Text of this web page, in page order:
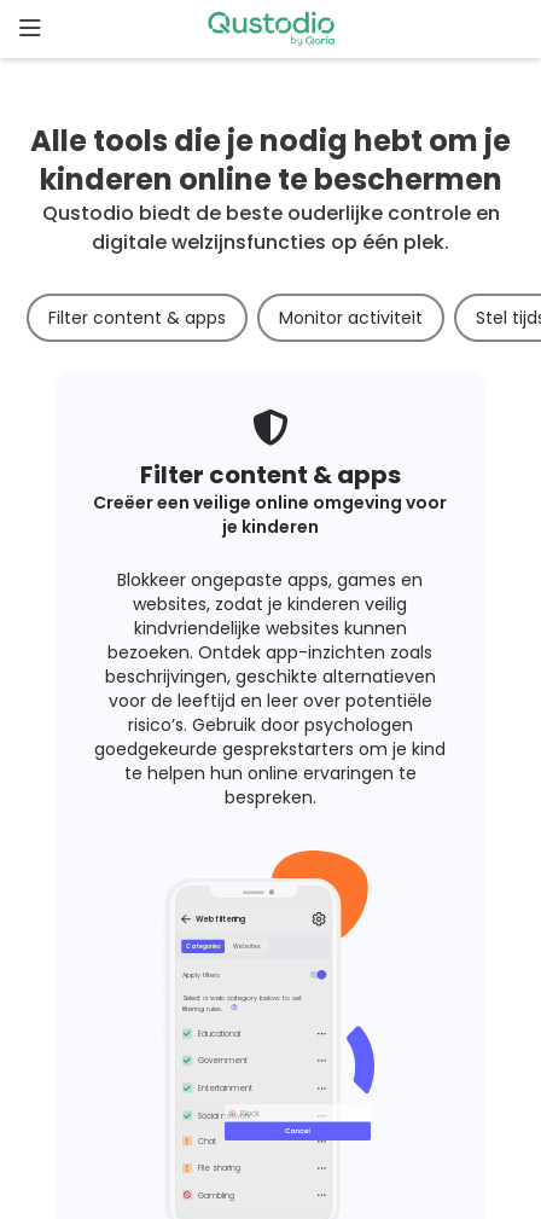
to
content
Waarom
Qustodio
Functies
Aan
Familieverhalen
Inloggen Registreren
Alle tools die je nodig hebt om je
kinderen online te beschermen
Qustodio biedt de beste ouderlijke controle en
digitale welzijnsfuncties op één plek.
Filter content & apps Monitor activiteit Stel
Filter content & apps
Creëer een veilige online omgeving voor
je kinderen
Blokkeer ongepaste apps, games en
websites, zodat je kinderen veilig
kindvriendelijke websites kunnen
bezoeken. Ontdek app-inzichten zoals
beschrijvingen, geschikte alternatieven
voor de leeftijd en leer over potentiële
risico’s. Gebruik door psychologen
goedgekeurde gesprekstarters om je kind
te helpen hun online ervaringen te
bespreken.
Web filtering
Categories Websites
Apply filters
Select a web category below to set
filtering rules.
Educational
Government
Entertainment
Chat
Social network
File sharing
Gambling
Alert me
Block